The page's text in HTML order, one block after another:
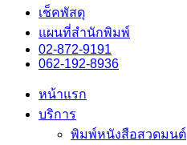
เช็คพัสดุ
แผนที่สำนักพิมพ์
02-872-9191
062-192-8936
หน้าแรก
บริการ
พิมพ์หนังสือสวดมนต์